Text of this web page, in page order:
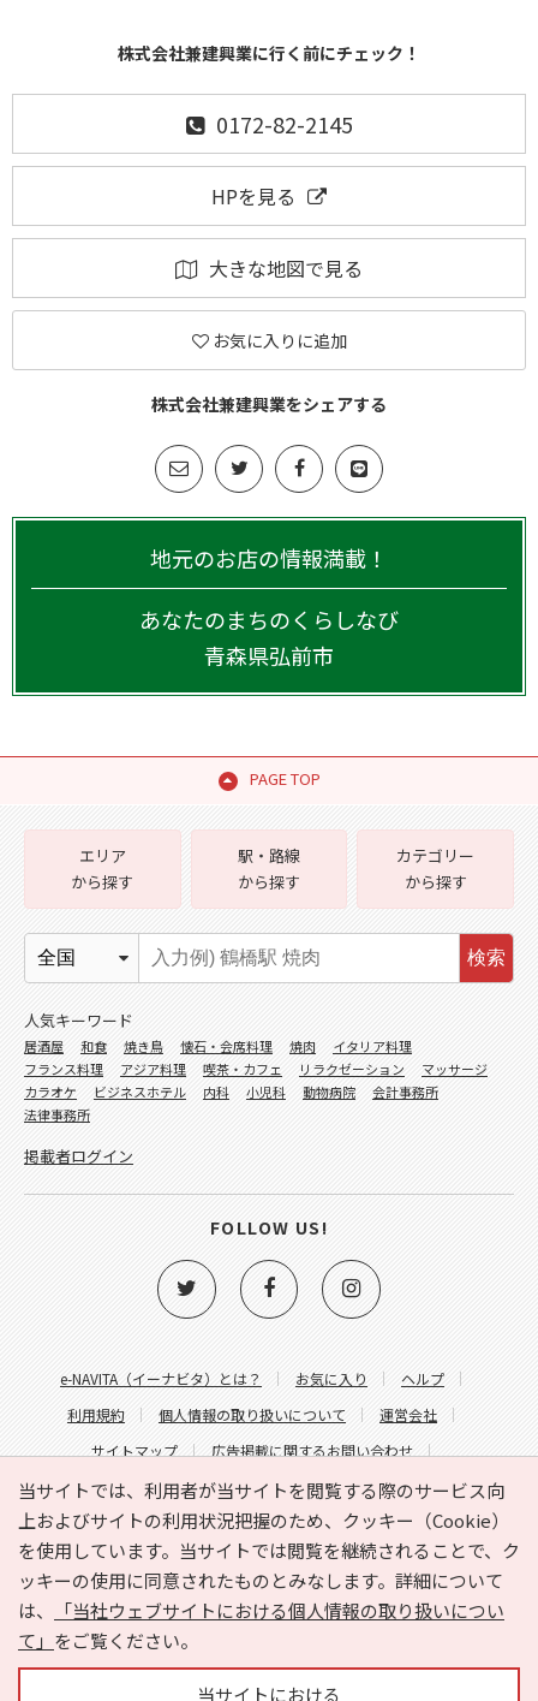
株式会社兼建興業に行く前にチェック！
0172-82-2145
HPを見る
大きな地図で見る
お気に入りに追加
株式会社兼建興業をシェアする
地元のお店の情報満載！
あなたのまちのくらしなび
青森県弘前市
PAGE TOP
当サイトでは、利用者が当サイトを閲覧する際のサービス向
上およびサイトの利用状況把握のため、クッキー（Cookie）
を使用しています。当サイトでは閲覧を継続されることで、ク
ッキーの使用に同意されたものとみなします。詳細について
は、
「当社ウェブサイトにおける個人情報の取り扱いについ
て」 をご覧ください。
当サイトにおける
e-NAVITA（イーナビタ）とは？ お気に入り
ヘルプ
利用規約
個人情報の取り扱いについて
運営会社
サイトマップ
広告掲載に関するお問い合わせ
サイトの内容に関するお問い合わせ
エリア
から探す
駅・路線
から探す
カテゴリー
から探す
検索
人気キーワード
居酒屋 和食 焼き鳥 懐石・会席料理 焼肉
イタリア料理
フランス料理
アジア料理 喫茶・カフェ リラクゼーション
マッサージ
カラオケ
ビジネスホテル 内科 小児科 動物病院
会計事務所
法律事務所
掲載者ログイン
FOLLOW US!
Copyright © HYOJITO.Co.,Ltd. All Rights Reserved.